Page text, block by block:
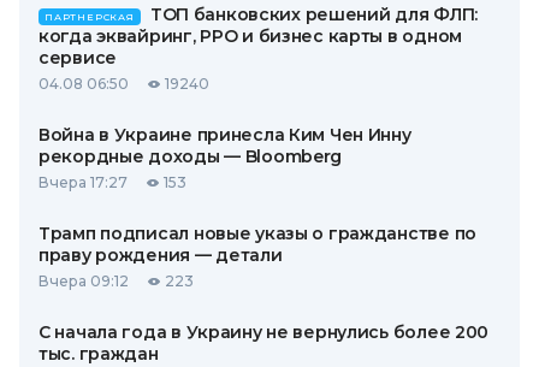
ПАРТНЕРСКАЯ
ТОП банковских решений для ФЛП:
когда эквайринг, РРО и бизнес карты в одном
сервисе
04.08 06:50 19240
Война в Украине принесла Ким Чен Инну
рекордные доходы — Bloomberg
Вчера 17:27 153
Трамп подписал новые указы о гражданстве по
праву рождения — детали
Вчера 09:12 223
С начала года в Украину не вернулись более 200
тыс. граждан